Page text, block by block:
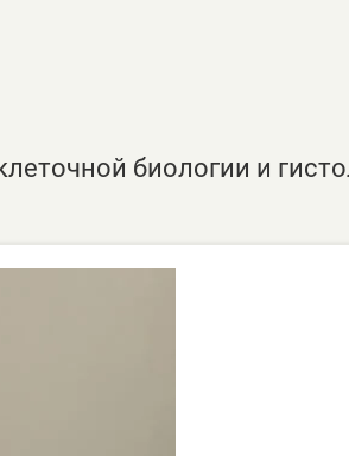
биологии и